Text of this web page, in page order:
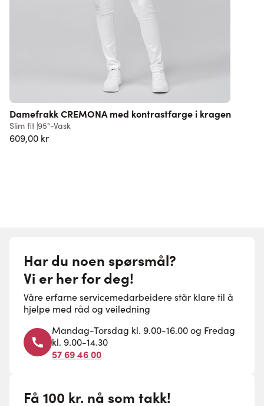
Damefrakk CREMONA med kontrastfarge i kragen
Slim fit 95°-Vask
609,00 kr
Har du noen spørsmål?
Vi er her for deg!
Våre erfarne servicemedarbeidere står klare til å
hjelpe med råd og veiledning
Mandag-Torsdag kl. 9.00-16.00 og Fredag
kl. 9.00-14.30
57 69 46 00
Få 100 kr. nå som takk!